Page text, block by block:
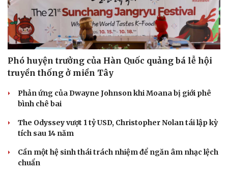
Phó huyện trưởng của Hàn Quốc quảng bá lễ hội
truyền thống ở miền Tây
Phản ứng của Dwayne Johnson khi Moana bị giới phê
bình chê bai
The Odyssey vượt 1 tỷ USD, Christopher Nolan tái lập kỳ
tích sau 14 năm
Cần một hệ sinh thái trách nhiệm để ngăn âm nhạc lệch
chuẩn